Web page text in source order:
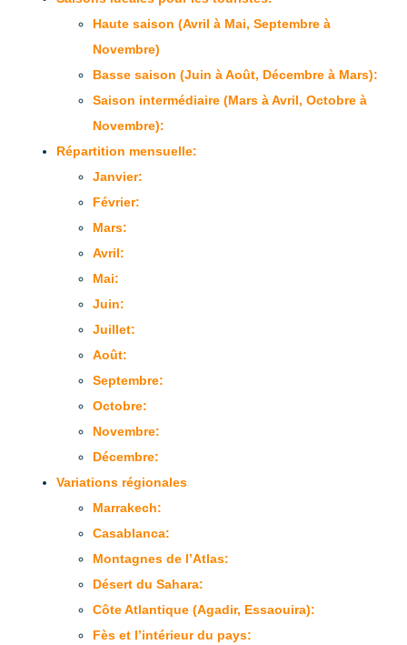
Haute saison (Avril à Mai, Septembre à
Novembre)
Basse saison (Juin à Août, Décembre à Mars):
Saison intermédiaire (Mars à Avril, Octobre à
Novembre):
Répartition mensuelle:
Janvier:
Février:
Mars:
Avril:
Mai:
Juin:
Juillet:
Août:
Septembre:
Octobre:
Novembre:
Décembre:
Variations régionales
Marrakech:
Casablanca:
Montagnes de l’Atlas:
Désert du Sahara:
Côte Atlantique (Agadir, Essaouira):
Fès et l’intérieur du pays: